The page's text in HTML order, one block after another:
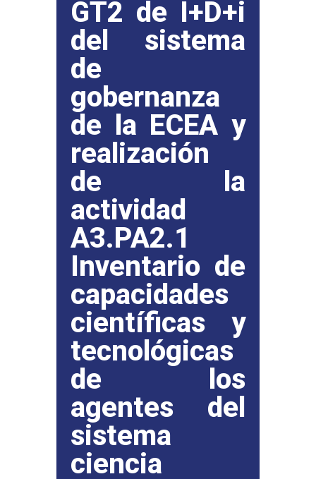
GT2 de I+D+i
del sistema
de
gobernanza
de la ECEA y
realización
de la
actividad
A3.PA2.1
Inventario de
capacidades
científicas y
tecnológicas
de los
agentes del
sistema
ciencia